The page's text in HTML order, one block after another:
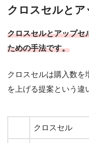
クロスセルと
クロスセルとアップセ
ための手法です。
クロスセルは購入数を
を上げる提案という違
クロスセル